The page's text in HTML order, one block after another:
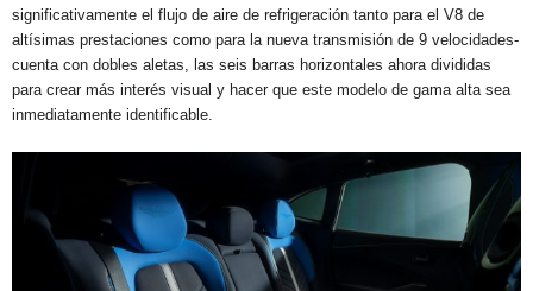
significativamente el flujo de aire de refrigeración tanto para el V8 de
altísimas prestaciones como para la nueva transmisión de 9 velocidades-
cuenta con dobles aletas, las seis barras horizontales ahora divididas
para crear más interés visual y hacer que este modelo de gama alta sea
inmediatamente identificable.